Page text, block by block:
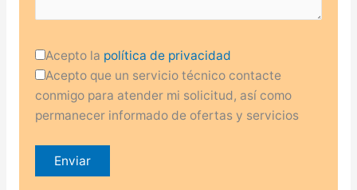
Acepto la política de privacidad
Acepto que un servicio técnico contacte
conmigo para atender mi solicitud, así como
permanecer informado de ofertas y servicios